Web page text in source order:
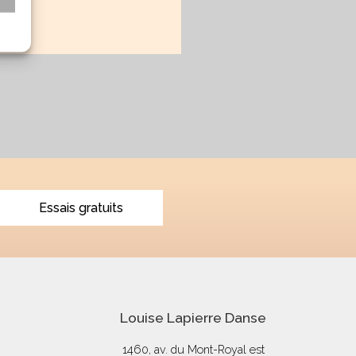
Essais gratuits
Louise Lapierre Danse
1460, av. du Mont-Royal est